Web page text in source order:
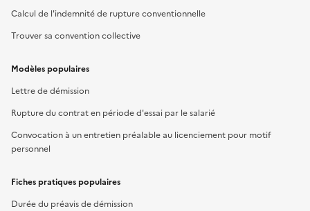
Calcul de l'indemnité de rupture conventionnelle
Trouver sa convention collective
Modèles populaires
Lettre de démission
Rupture du contrat en période d'essai par le salarié
Convocation à un entretien préalable au licenciement pour motif
personnel
Fiches pratiques populaires
Durée du préavis de démission